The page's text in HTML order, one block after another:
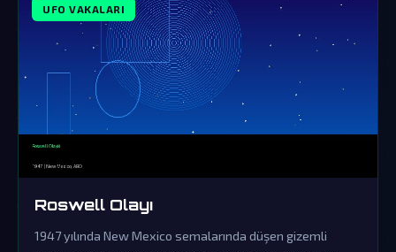
UFO VAKALARI
Roswell Olayı
1947 yılında New Mexico semalarında düşen gizemli